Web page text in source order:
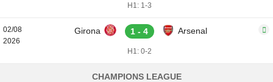
H1: 1-3
02/08
2026
Girona 1 - 4 Arsenal
H1: 0-2
CHAMPIONS LEAGUE